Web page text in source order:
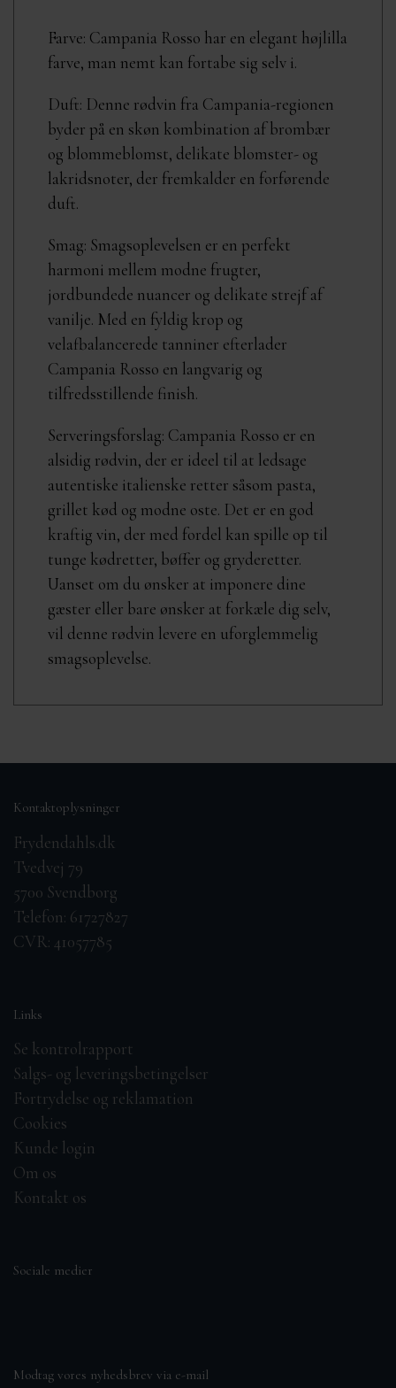
Farve: Campania Rosso har en elegant højlilla
farve, man nemt kan fortabe sig selv i.
Duft: Denne rødvin fra Campania-regionen
byder på en skøn kombination af brombær
og blommeblomst, delikate blomster- og
lakridsnoter, der fremkalder en forførende
duft.
Smag: Smagsoplevelsen er en perfekt
harmoni mellem modne frugter,
jordbundede nuancer og delikate strejf af
vanilje. Med en fyldig krop og
velafbalancerede tanniner efterlader
Campania Rosso en langvarig og
tilfredsstillende finish.
Serveringsforslag: Campania Rosso er en
alsidig rødvin, der er ideel til at ledsage
autentiske italienske retter såsom pasta,
grillet kød og modne oste. Det er en god
kraftig vin, der med fordel kan spille op til
tunge kødretter, bøffer og gryderetter.
Uanset om du ønsker at imponere dine
gæster eller bare ønsker at forkæle dig selv,
vil denne rødvin levere en uforglemmelig
smagsoplevelse.
Kontaktoplysninger
Frydendahls.dk
Tvedvej 79
5700 Svendborg
Telefon: 61727827
CVR: 41057785
Links
Se kontrolrapport
Salgs- og leveringsbetingelser
Fortrydelse og reklamation
Cookies
Kunde login
Om os
Kontakt os
Sociale medier
Modtag vores nyhedsbrev via e-mail